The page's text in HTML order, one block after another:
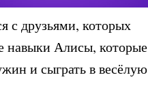
с друзьями, которых
навыки Алисы, которые
и сыграть в весёлую